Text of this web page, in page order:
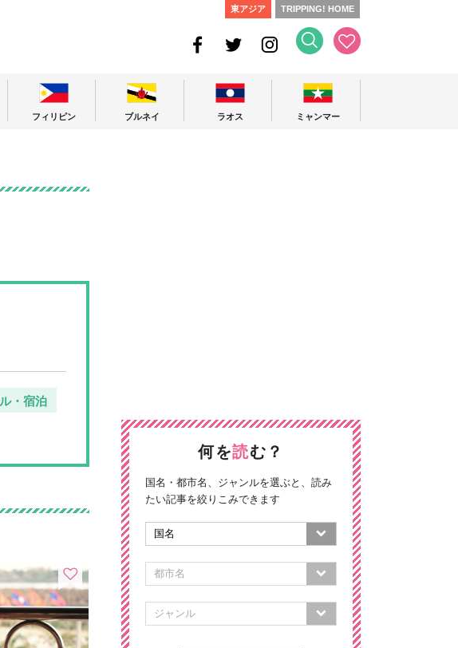
東アジア TRIPPING! HOME
フィリピン ブルネイ ラオス ミャンマー
・宿泊
何を読む？
国名・都市名、ジャンルを選ぶと、読み
たい記事を絞りこみできます